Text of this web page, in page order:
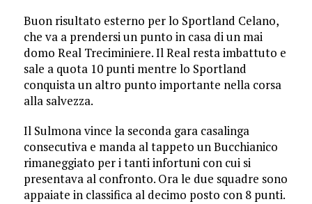
Buon risultato esterno per lo Sportland Celano,
che va a prendersi un punto in casa di un mai
domo Real Treciminiere. Il Real resta imbattuto e
sale a quota 10 punti mentre lo Sportland
conquista un altro punto importante nella corsa
alla salvezza.
Il Sulmona vince la seconda gara casalinga
consecutiva e manda al tappeto un Bucchianico
rimaneggiato per i tanti infortuni con cui si
presentava al confronto. Ora le due squadre sono
appaiate in classifica al decimo posto con 8 punti.